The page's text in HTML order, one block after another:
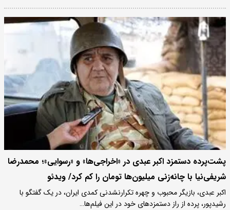
پشت‌پرده دستمزد اکبر عبدی در «اخراجی‌ها» و «رسوایی»؛ محمدرضا
شریفی‌نیا با چانه‌زنی میلیون‌ها تومان را کم کرد/ ویدئو
اکبر عبدی، بازیگر محبوب و چهره تکرارنشدنی کمدی ایران، در یک گفتگو با
رشیدپور، پرده از راز دستمزدهای خود در این فیلم‌ها…